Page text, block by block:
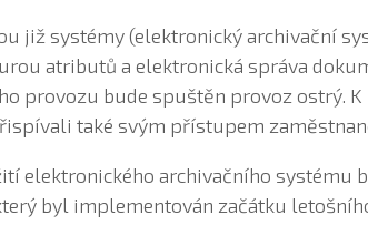
již systémy (elektronický archivační
atributů a elektronická správa
provozu bude spuštěn provoz ostrý.
také svým přístupem
elektronického archivačního systému
byl implementován začátku